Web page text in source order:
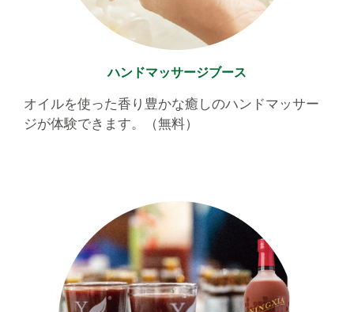
ハンドマッサージブース
オイルを使った香り豊かな癒しのハンドマッサー
ジが体験できます。（無料）